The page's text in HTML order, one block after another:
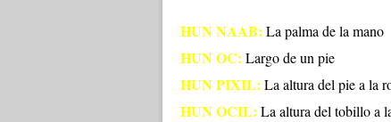
HUN NAAB: La palma de la mano
HUN OC: Largo de un pie
HUN PIXIL: La altura del pie a la
HUN OCIL: La altura del tobillo a